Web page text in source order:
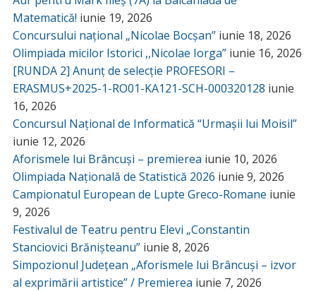
Matematică! iunie 19, 2026
Concursului național „Nicolae Bocșan” iunie 18, 2026
Olimpiada micilor Istorici ,,Nicolae Iorga” iunie 16, 2026
[RUNDA 2] Anunț de selecție PROFESORI –
ERASMUS+2025-1-RO01-KA121-SCH-000320128 iunie
16, 2026
Concursul Național de Informatică “Urmașii lui Moisil”
iunie 12, 2026
Aforismele lui Brâncuși – premierea iunie 10, 2026
Olimpiada Națională de Statistică 2026 iunie 9, 2026
Campionatul European de Lupte Greco-Romane iunie
9, 2026
Festivalul de Teatru pentru Elevi „Constantin
Stanciovici Brănișteanu” iunie 8, 2026
Simpozionul Județean „Aforismele lui Brâncuși – izvor
al exprimării artistice” / Premierea iunie 7, 2026